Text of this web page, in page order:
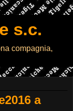
s.c.
compagnia,
a